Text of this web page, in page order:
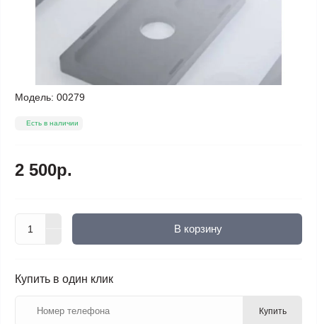
Модель: 00279
Есть в наличии
2 500р.
В корзину
Купить в один клик
Купить